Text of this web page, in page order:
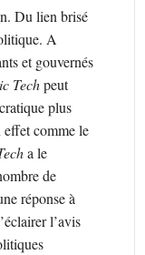
Du lien brisé
A
et gouvernés
Techpeut
plus
effet comme le
a le
de
réponse à
l’avis